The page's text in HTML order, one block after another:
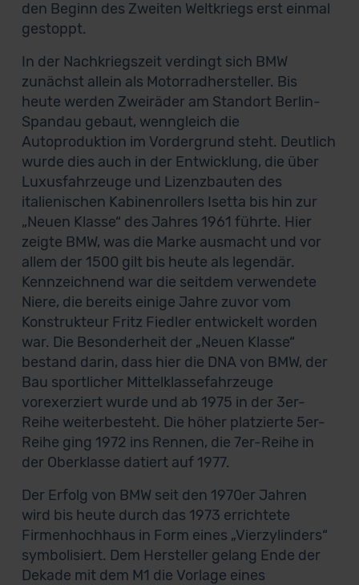
den Beginn des Zweiten Weltkriegs erst einmal
gestoppt.
In der Nachkriegszeit verdingt sich BMW
zunächst allein als Motorradhersteller. Bis
heute werden Zweiräder am Standort Berlin-
Spandau gebaut, wenngleich die
Autoproduktion im Vordergrund steht. Deutlich
wurde dies auch in der Entwicklung, die über
Luxusfahrzeuge und Lizenzbauten des
italienischen Kabinenrollers Isetta bis hin zur
„Neuen Klasse“ des Jahres 1961 führte. Hier
zeigte BMW, was die Marke ausmacht und vor
allem der 1500 gilt bis heute als legendär.
Kennzeichnend war die seitdem verwendete
Niere, die bereits einige Jahre zuvor vom
Konstrukteur Fritz Fiedler entwickelt worden
war. Die Besonderheit der „Neuen Klasse“
bestand darin, dass hier die DNA von BMW, der
Bau sportlicher Mittelklassefahrzeuge
vorexerziert wurde und ab 1975 in der 3er-
Reihe weiterbesteht. Die höher platzierte 5er-
Reihe ging 1972 ins Rennen, die 7er-Reihe in
der Oberklasse datiert auf 1977.
Der Erfolg von BMW seit den 1970er Jahren
wird bis heute durch das 1973 errichtete
Firmenhochhaus in Form eines „Vierzylinders“
symbolisiert. Dem Hersteller gelang Ende der
Dekade mit dem M1 die Vorlage eines